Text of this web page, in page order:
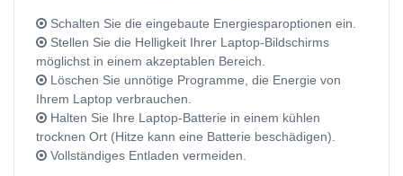
Schalten Sie die eingebaute Energiesparoptionen ein.
Stellen Sie die Helligkeit Ihrer Laptop-Bildschirms
möglichst in einem akzeptablen Bereich.
Löschen Sie unnötige Programme, die Energie von
Ihrem Laptop verbrauchen.
Halten Sie Ihre Laptop-Batterie in einem kühlen
trocknen Ort (Hitze kann eine Batterie beschädigen).
Vollständiges Entladen vermeiden.